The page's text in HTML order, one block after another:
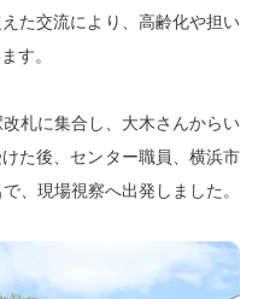
た交流により、高齢化や担い
す。
札に集合し、大木さんからい
た後、センター職員、横浜市
、現場視察へ出発しました。